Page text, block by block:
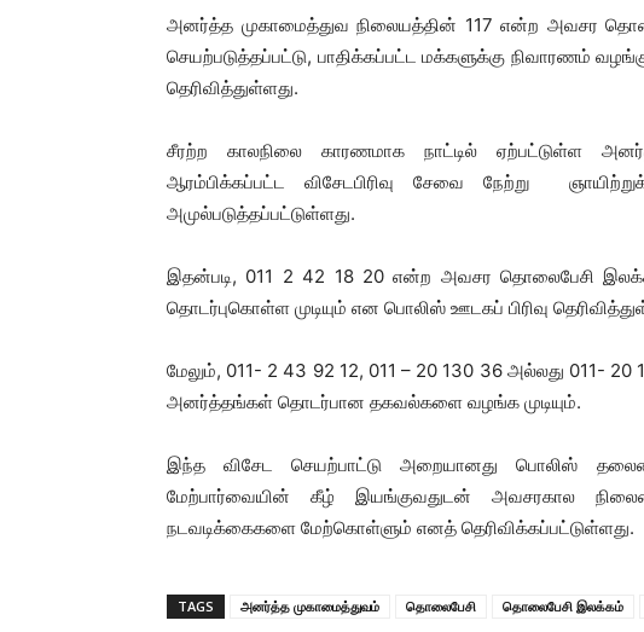
அனர்த்த முகாமைத்துவ நிலையத்தின் 117 என்ற அவசர
செயற்படுத்தப்பட்டு, பாதிக்கப்பட்ட மக்களுக்கு நிவாரணம்
தெரிவித்துள்ளது.
சீரற்ற காலநிலை காரணமாக நாட்டில் ஏற்பட்டுள்ள
ஆரம்பிக்கப்பட்ட விசேடபிரிவு சேவை நேற்று
அமுல்படுத்தப்பட்டுள்ளது.
இதன்படி, 011 2 42 18 20 என்ற அவசர தொலைபேசி
தொடர்புகொள்ள முடியும் என பொலிஸ் ஊடகப் பிரிவு
மேலும், 011- 2 43 92 12, 011 – 20 130 36 அல்லது 011-
அனர்த்தங்கள் தொடர்பான தகவல்களை வழங்க முடியும்.
இந்த விசேட செயற்பாட்டு அறையானது பொலிஸ்
மேற்பார்வையின் கீழ் இயங்குவதுடன் அவசரகால
நடவடிக்கைகளை மேற்கொள்ளும் எனத் தெரிவிக்கப்பட்டுள்ளது.
TAGS அனர்த்த முகாமைத்துவம் தொலைபேசி தொலைபேசி இலக்கம்